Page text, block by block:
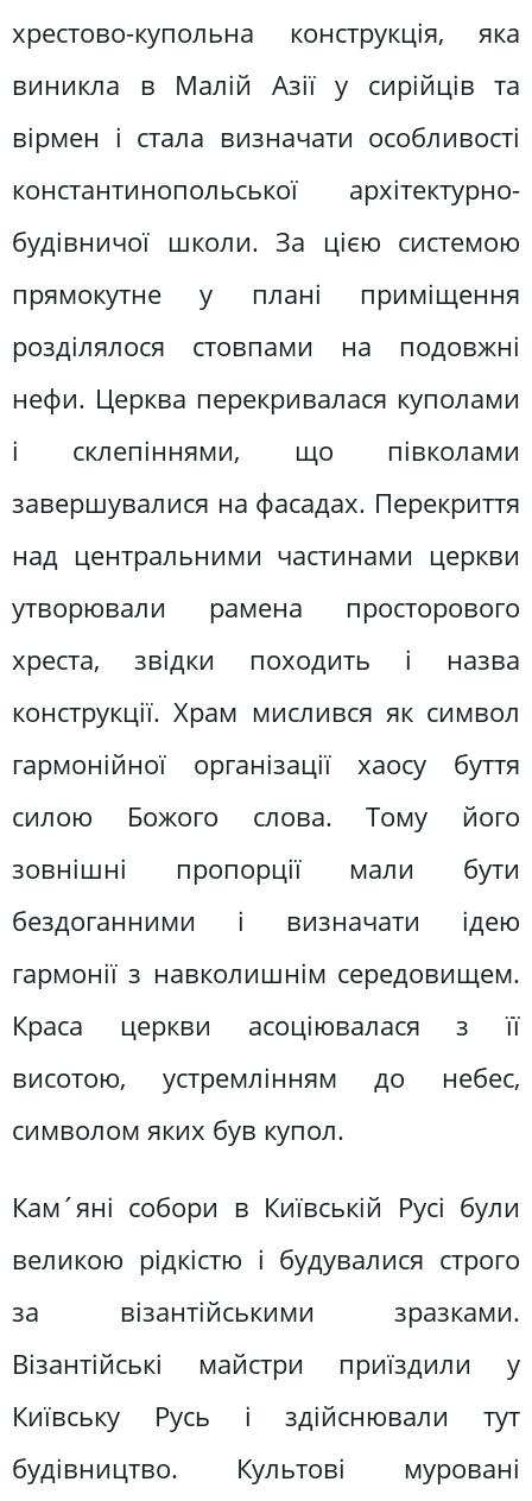
хрестово-купольна конструкція, яка
виникла в Малій Азії у сирійців та
вірмен і стала визначати особливості
константинопольської архітектурно-
будівничої школи. За цією системою
прямокутне у плані приміщення
розділялося стовпами на подовжні
нефи. Церква перекривалася куполами
і склепіннями, що півколами
завершувалися на фасадах. Перекриття
над центральними частинами церкви
утворювали рамена просторового
хреста, звідки походить і назва
конструкції. Храм мислився як символ
гармонійної організації хаосу буття
силою Божого слова. Тому його
зовнішні пропорції мали бути
бездоганними і визначати ідею
гармонії з навколишнім середовищем.
Краса церкви асоціювалася з її
висотою, устремлінням до небес,
символом яких був купол.
Кам´яні собори в Київській Русі були
великою рідкістю і будувалися строго
за візантійськими зразками.
Візантійські майстри приїздили у
Київську Русь і здійснювали тут
будівництво. Культові муровані